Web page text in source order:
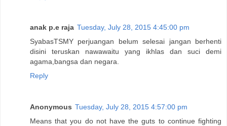
anak p.e raja Tuesday, July 28, 2015 4:45:00 pm
SyabasTSMY perjuangan belum selesai jangan berhenti
disini teruskan nawawaitu yang ikhlas dan suci demi
agama,bangsa dan negara.
Reply
Anonymous Tuesday, July 28, 2015 4:57:00 pm
Means that you do not have the guts to continue fighting